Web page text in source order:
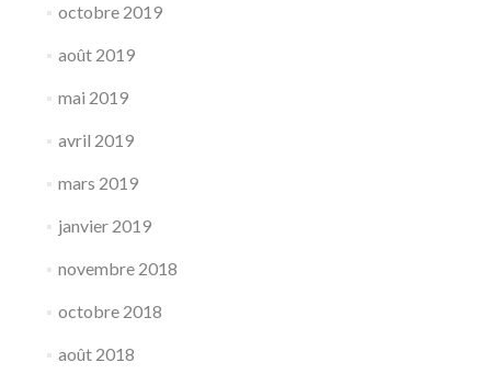
octobre 2019
août 2019
mai 2019
avril 2019
mars 2019
janvier 2019
novembre 2018
octobre 2018
août 2018